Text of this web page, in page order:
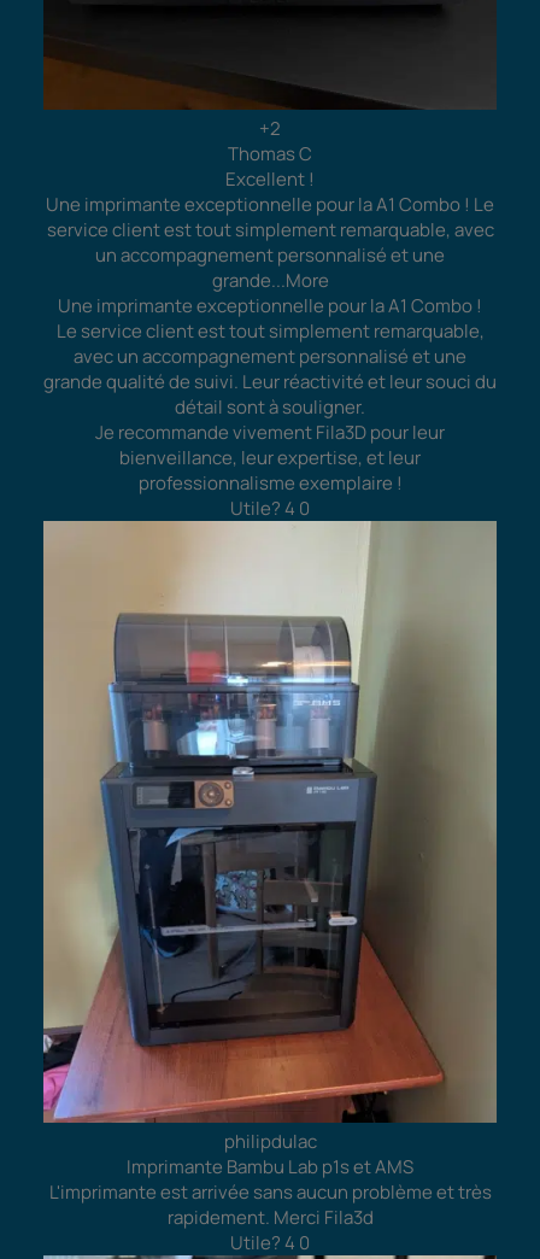
+2
Thomas C
Excellent !
Une imprimante exceptionnelle pour la A1 Combo ! Le
service client est tout simplement remarquable, avec
un accompagnement personnalisé et une
grande...More
Une imprimante exceptionnelle pour la A1 Combo !
Le service client est tout simplement remarquable,
avec un accompagnement personnalisé et une
grande qualité de suivi. Leur réactivité et leur souci du
détail sont à souligner.
Je recommande vivement Fila3D pour leur
bienveillance, leur expertise, et leur
professionnalisme exemplaire !
Utile?4 0
philipdulac
Imprimante Bambu Lab p1s et AMS
L'imprimante est arrivée sans aucun problème et très
rapidement. Merci Fila3d
Utile?4 0